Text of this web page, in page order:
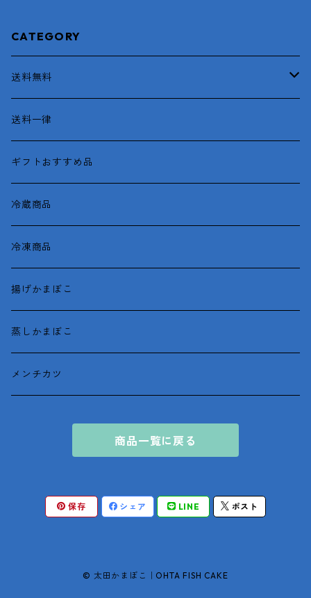
CATEGORY
送料無料
函館産
がごめとろろ昆布
送料一律
ギフトおすすめ品
冷蔵商品
冷凍商品
揚げかまぼこ
蒸しかまぼこ
メンチカツ
商品一覧に戻る
保存 シェア LINE ポスト
© 太田かまぼこ｜OHTA FISH CAKE